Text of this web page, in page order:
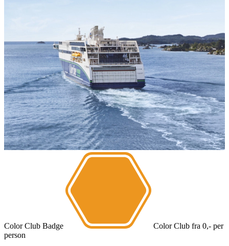
Color Club Badge Color Club fra 0,- per
person